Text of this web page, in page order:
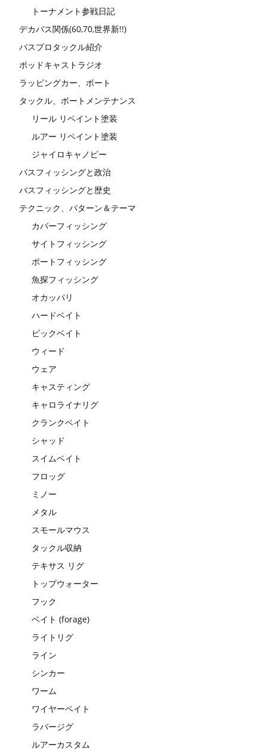
トーナメント参戦日記
デカバス関係(60,70,世界新!!)
バスプロタックル紹介
ポッドキャストラジオ
ラッピングカー、ボート
タックル、ボートメンテナンス
リール リペイント塗装
ルアー リペイント塗装
ジャイロキャノピー
バスフィッシングと政治
バスフィッシングと歴史
テクニック、パターン＆テーマ
カバーフィッシング
サイトフィッシング
ボートフィッシング
魚探フィッシング
オカッパリ
ハードベイト
ビックベイト
ウィード
ウェア
キャスティング
キャロライナリグ
クランクベイト
シャッド
スイムベイト
フロッグ
ミノー
メタル
スモールマウス
タックル収納
テキサス リグ
トップウォーター
フック
ベイト (forage)
ライトリグ
ライン
シンカー
ワーム
ワイヤーベイト
ラバージグ
ルアーカスタム